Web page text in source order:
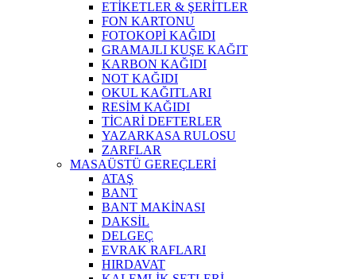
ETİKETLER & ŞERİTLER
FON KARTONU
FOTOKOPİ KAĞIDI
GRAMAJLI KUŞE KAĞIT
KARBON KAĞIDI
NOT KAĞIDI
OKUL KAĞITLARI
RESİM KAĞIDI
TİCARİ DEFTERLER
YAZARKASA RULOSU
ZARFLAR
MASAÜSTÜ GEREÇLERİ
ATAŞ
BANT
BANT MAKİNASI
DAKSİL
DELGEÇ
EVRAK RAFLARI
HIRDAVAT